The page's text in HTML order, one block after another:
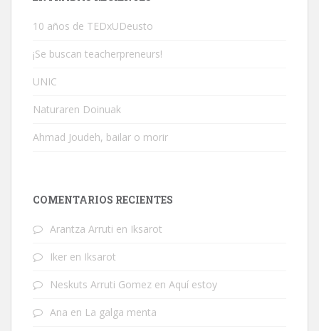
10 años de TEDxUDeusto
¡Se buscan teacherpreneurs!
UNIC
Naturaren Doinuak
Ahmad Joudeh, bailar o morir
COMENTARIOS RECIENTES
Arantza Arruti en Iksarot
Iker en Iksarot
Neskuts Arruti Gomez en Aquí estoy
Ana en La galga menta